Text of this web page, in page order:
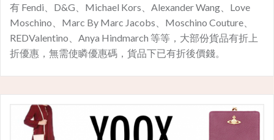
有 Fendi、D&G、Michael Kors、Alexander Wang、Love
Moschino、Marc By Marc Jacobs、Moschino Couture、
REDValentino、Anya Hindmarch 等等，大部份貨品有折上
折優惠，無需使瞵優惠碼，貨品下已有折後價錢。